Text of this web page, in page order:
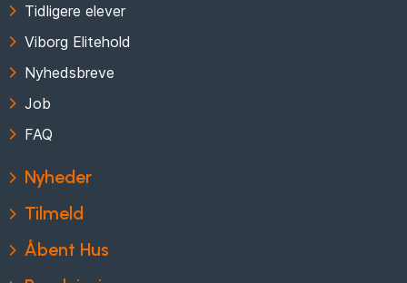
Tidligere elever
Viborg Elitehold
Nyhedsbreve
Job
FAQ
Nyheder
Tilmeld
Åbent Hus